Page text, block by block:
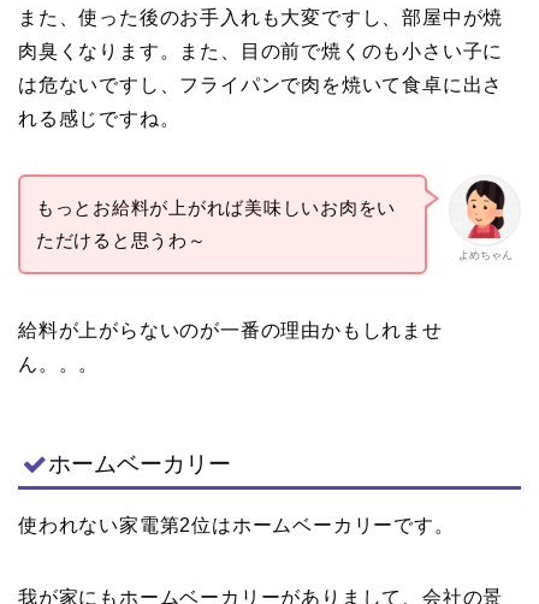
また、使った後のお手入れも大変ですし、部屋中が焼
肉臭くなります。また、目の前で焼くのも小さい子に
は危ないですし、フライパンで肉を焼いて食卓に出さ
れる感じですね。
よめちゃん
もっとお給料が上がれば美味しいお肉をい
ただけると思うわ～
給料が上がらないのが一番の理由かもしれませ
ん。。。
ホームベーカリー
使われない家電第2位はホームベーカリーです。
我が家にもホームベーカリーがありまして、会社の景